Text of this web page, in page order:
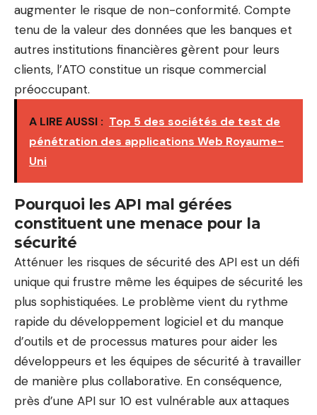
augmenter le risque de non-conformité. Compte
tenu de la valeur des données que les banques et
autres institutions financières gèrent pour leurs
clients, l’ATO constitue un risque commercial
préoccupant.
A LIRE AUSSI : Top 5 des sociétés de test de
pénétration des applications Web Royaume-
Uni
Pourquoi les API mal gérées
constituent une menace pour la
sécurité
Atténuer les risques de sécurité des API est un défi
unique qui frustre même les équipes de sécurité les
plus sophistiquées. Le problème vient du rythme
rapide du développement logiciel et du manque
d’outils et de processus matures pour aider les
développeurs et les équipes de sécurité à travailler
de manière plus collaborative. En conséquence,
près d’une API sur 10 est vulnérable aux attaques